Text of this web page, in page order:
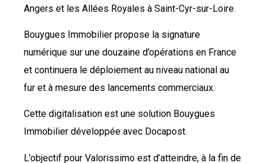
Angers et les Allées Royales à Saint-Cyr-sur-Loire.
Bouygues Immobilier propose la signature
numérique sur une douzaine d’opérations en France
et continuera le déploiement au niveau national au
fur et à mesure des lancements commerciaux.
Cette digitalisation est une solution Bouygues
Immobilier développée avec Docapost.
L’objectif pour Valorissimo est d’atteindre, à la fin de